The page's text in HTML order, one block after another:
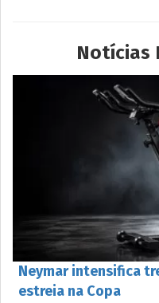
Notícias
Neymar intensifica
estreia na Copa